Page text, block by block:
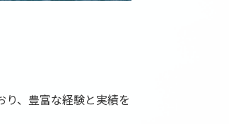
、豊富な経験と実績を